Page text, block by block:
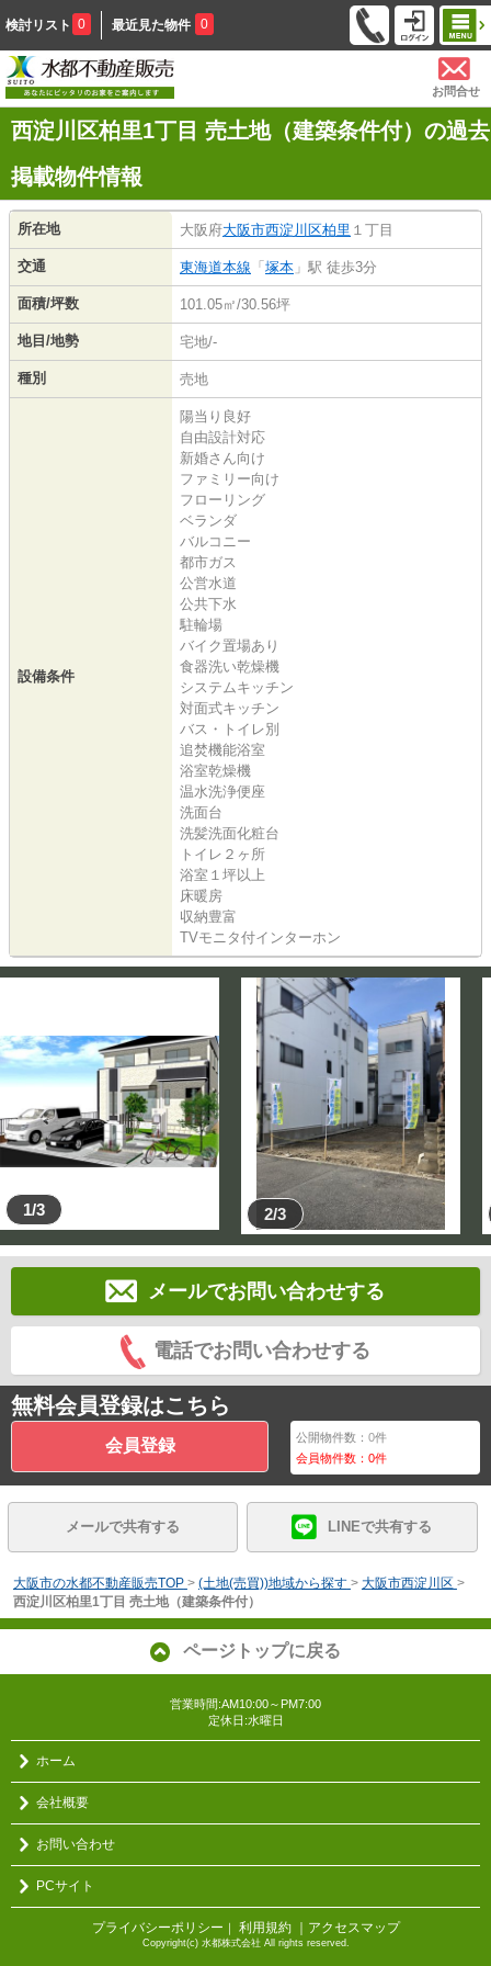
検討リスト 0 最近見た物件 0
お問合せ
西淀川区柏里1丁目 売土地（建築条件付）の過去
掲載物件情報
所在地 大阪府大阪市西淀川区柏里 １丁目
交通 東海道本線 「 塚本 」駅 徒歩3分
面積/坪数 101.05㎡/30.56坪
地目/地勢 宅地/-
種別 売地
設備条件
陽当り良好
自由設計対応
新婚さん向け
ファミリー向け
フローリング
ベランダ
バルコニー
都市ガス
公営水道
公共下水
駐輪場
バイク置場あり
食器洗い乾燥機
システムキッチン
対面式キッチン
バス・トイレ別
追焚機能浴室
浴室乾燥機
温水洗浄便座
洗面台
洗髪洗面化粧台
トイレ２ヶ所
浴室１坪以上
床暖房
収納豊富
TVモニタ付インターホン
1/3 2/3
メールでお問い合わせする
電話でお問い合わせする
無料会員登録はこちら
会員登録 公開物件数：0件
会員物件数：0件
メールで共有する LINEで共有する
大阪市の水都不動産販売TOP > (土地(売買))地域から探す > 大阪市西淀川区 >
西淀川区柏里1丁目 売土地（建築条件付）
ページトップに戻る
営業時間:AM10:00～PM7:00
定休日:水曜日
ホーム
会社概要
お問い合わせ
PCサイト
プライバシーポリシー ｜ 利用規約 ｜アクセスマップ
Copyright(c) 水都株式会社 All rights reserved.